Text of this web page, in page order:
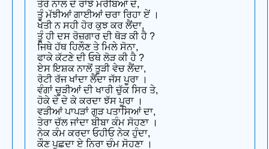
ਤੇਰੇ ਨਾਲ ਦੇ ਰਾਂਝੇ ਮਰੱਬਿਆਂ ਦੇ,
ਤੂੰ ਮੱਝੀਆਂ ਗਾਈਆਂ ਚਰਾ ਰਿਹਾ ਏਂ ।
ਖੇਤੀ ਨ ਸਹੀ ਹੋਰ ਕੁਝ ਕਰ ਲੈਂਦਾ,
ਤੂੰ ਹੀ ਦਸ ਰੋਜ਼ਗਾਰ ਦੀ ਥੋੜ ਕੀ ਹੈ ?
ਜਿਥੇ ਹੱਥ ਹਿਲੌਣ ਤੇ ਮਿਲੇ ਸੋਨਾ,
ਫਾਕੇ ਕੱਟਣੇ ਦੀ ਓਥੇ ਲੋੜ ਕੀ ਹੈ ?
ਏਸ ਇਸ਼ਕ ਨਾਲੋਂ ਤੂੜੀ ਵੇਚ ਲੈਂਦਾ,
ਰੋਟੀ ਰੱਜ ਖਾਂਦਾ ਲੈਂਦਾ ਜੱਸ ਪੂਰਾ ।
ਵੰਗਾਂ ਚੂੜੀਆਂ ਦੀ ਖਾਰੀ ਚੁੱਕ ਸਿਰ ਤੇ,
ਹੋਕੇ ਦੇ ਦੇ ਕੇ ਕਰਦਾ ਝੱਸ ਪੂਰਾ ।
ਵੜੀਆਂ ਪਾਪੜਾਂ ਗੁੜ ਪਤਾਸਿਆਂ ਦਾ,
ਤੇਰਾ ਚੱਲ ਜਾਂਦਾ ਬੀਬਾ ਕੰਮ ਸੋਹਣਾ ।
ਨੇਕ ਕੰਮ ਕਰਦਾ ਓਹੀਓ ਨੇਕ ਹੁੰਦਾ,
ਕੌਣ ਪੁਛਦਾ ਏ ਨਿਰਾ ਚੰਮ ਸੋਹਣਾ ।